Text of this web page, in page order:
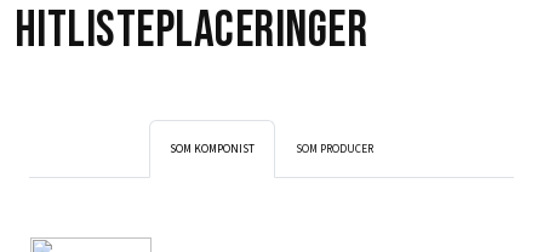
Hitlisteplaceringer
SOM KOMPONIST SOM PRODUCER